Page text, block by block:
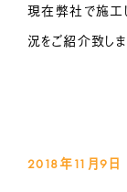
現在弊社で施工
況をご紹介致しま
2018年11月9 日